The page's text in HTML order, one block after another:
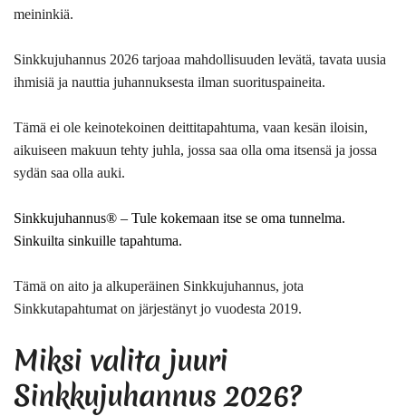
meininkiä.
Sinkkujuhannus 2026 tarjoaa mahdollisuuden levätä, tavata uusia
ihmisiä ja nauttia juhannuksesta ilman suorituspaineita.
Tämä ei ole keinotekoinen deittitapahtuma, vaan kesän iloisin,
aikuiseen makuun tehty juhla, jossa saa olla oma itsensä ja jossa
sydän saa olla auki.
Sinkkujuhannus® – Tule kokemaan itse se oma tunnelma.
Sinkuilta sinkuille tapahtuma.
Tämä on aito ja alkuperäinen Sinkkujuhannus, jota
Sinkkutapahtumat on järjestänyt jo vuodesta 2019.
Miksi valita juuri
Sinkkujuhannus 2026?